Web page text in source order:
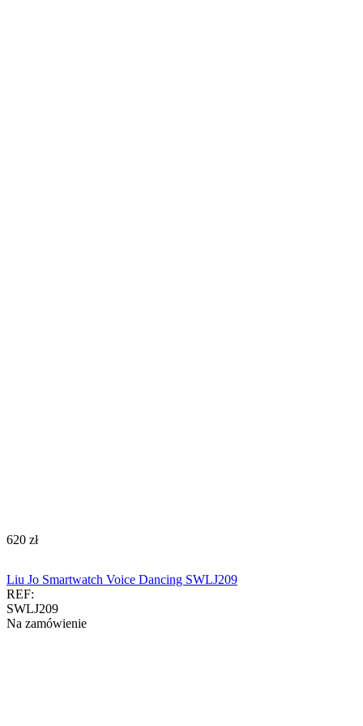
‍620‍ zł
Liu Jo Smartwatch Voice Dancing SWLJ209
REF:
SWLJ209
Na zamówienie